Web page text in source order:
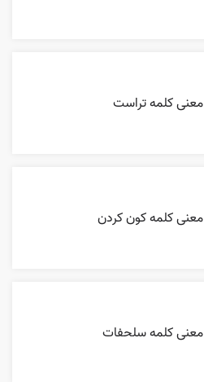
معنی کلمه تراست
معنی کلمه کون کردن
معنی کلمه سلحفات